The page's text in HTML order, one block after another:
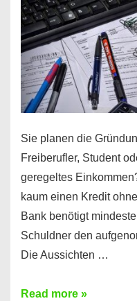
Sie planen die
Freiberufler, Student
geregeltes
kaum einen Kredit
Bank benötigt
Schuldner den
Die Aussichten …
Mit
Read more »